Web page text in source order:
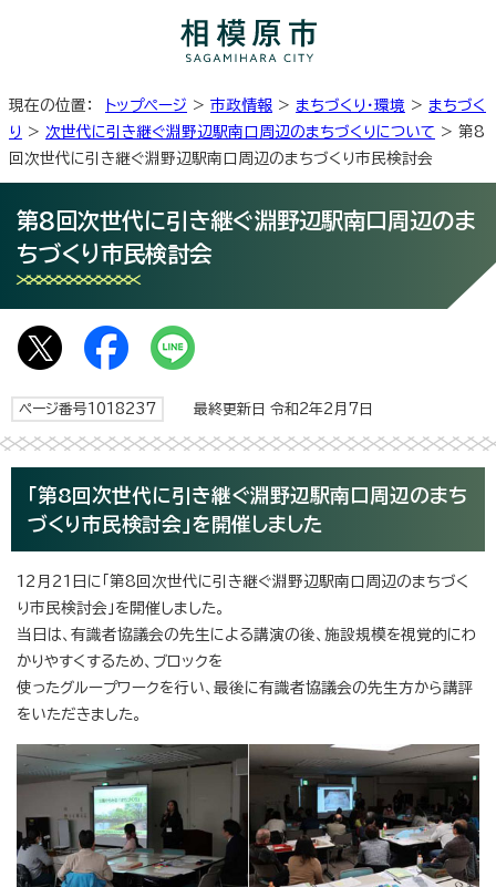
現在の位置： トップページ > 市政情報 > まちづくり・環境 > まちづく
り > 次世代に引き継ぐ淵野辺駅南口周辺のまちづくりについて > 第8
回次世代に引き継ぐ淵野辺駅南口周辺のまちづくり市民検討会
第8回次世代に引き継ぐ淵野辺駅南口周辺のま
ちづくり市民検討会
ページ番号1018237 最終更新日 令和2年2月7日
「第8回次世代に引き継ぐ淵野辺駅南口周辺のまち
づくり市民検討会」を開催しました
12月21日に「第8回次世代に引き継ぐ淵野辺駅南口周辺のまちづく
り市民検討会」を開催しました。
当日は、有識者協議会の先生による講演の後、施設規模を視覚的にわ
かりやすくするため、ブロックを
使ったグループワークを行い、最後に有識者協議会の先生方から講評
をいただきました。